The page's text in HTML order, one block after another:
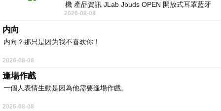
機 產品資訊 JLab Jbuds OPEN 開放式耳罩藍牙
耳機評語：非常有特色，值得喜愛美型工
2026-08-08
内向
内向？那只是因为我不喜欢你！
2026-08-08
逢場作戲
一個人表情生動是因為他需要逢場作戲。
2026-08-08